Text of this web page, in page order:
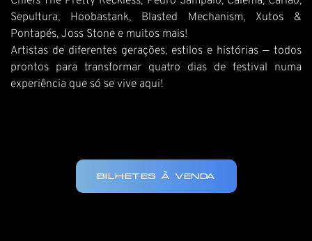
Sepultura, Hoobastank, Blasted Mechanism, Xutos &
Pontapés, Joss Stone e muitos mais!
Artistas de diferentes gerações, estilos e histórias — todos
prontos para transformar quatro dias de festival numa
experiência que só se vive aqui!
BILHETES À VENDA